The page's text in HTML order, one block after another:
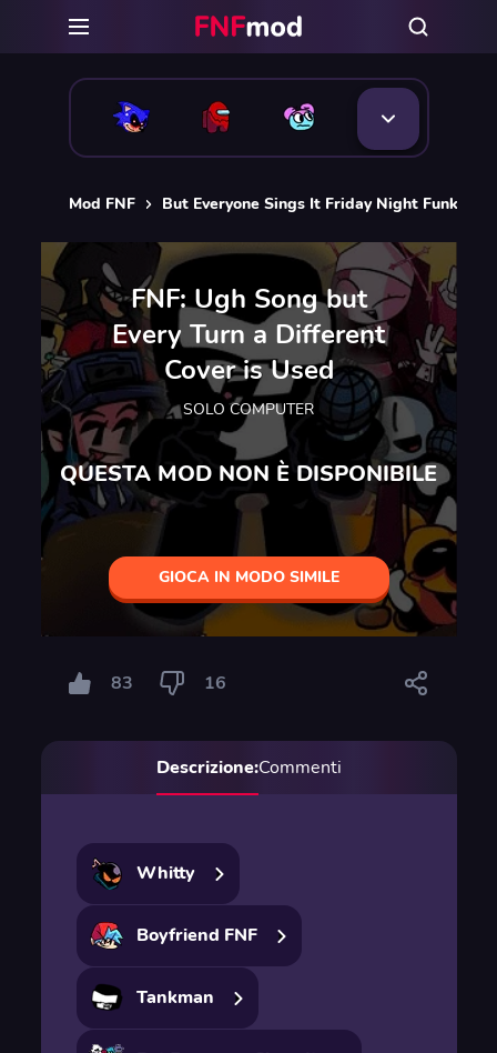
Mod FNF But Everyone Sings It Friday Night Funkin
FNF: Ugh Song but
Every Turn a Different
Cover is Used
SOLO COMPUTER
QUESTA MOD NON È DISPONIBILE
GIOCA IN MODO SIMILE
83 16
Descrizione:Commenti
Whitty
Boyfriend FNF
Tankman